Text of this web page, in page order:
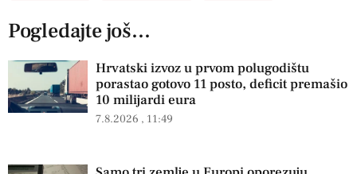
Pogledajte još...
Hrvatski izvoz u prvom polugodištu
porastao gotovo 11 posto, deficit premašio
10 milijardi eura
7.8.2026 11:49